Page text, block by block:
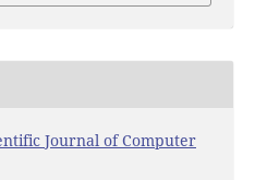
Journal of Computer